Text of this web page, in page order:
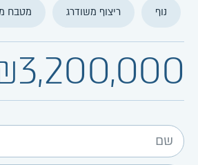
נוף ריצוף משודרג מטבח